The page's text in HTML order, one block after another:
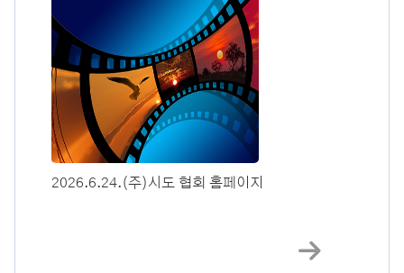
2026.6.24.(주)시도 협회 홈페이지